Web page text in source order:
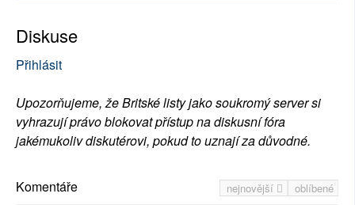
Diskuse
Přihlásit
Upozorňujeme, že Britské listy jako soukromý server si
vyhrazují právo blokovat přístup na diskusní fóra
jakémukoliv diskutérovi, pokud to uznají za důvodné.
nejnovější oblíbené
Komentáře